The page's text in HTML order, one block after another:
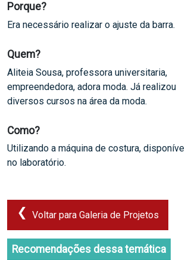
Porque?
Era necessário realizar o ajuste da barra.
Quem?
Aliteia Sousa, professora universitaria,
empreendedora, adora moda. Já realizou
diversos cursos na área da moda.
Como?
Utilizando a máquina de costura, disponível
no laboratório.
Voltar para Galeria de Projetos
Recomendações dessa temática